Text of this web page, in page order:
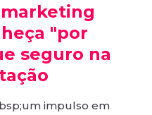
"por
seguro na
impulso em